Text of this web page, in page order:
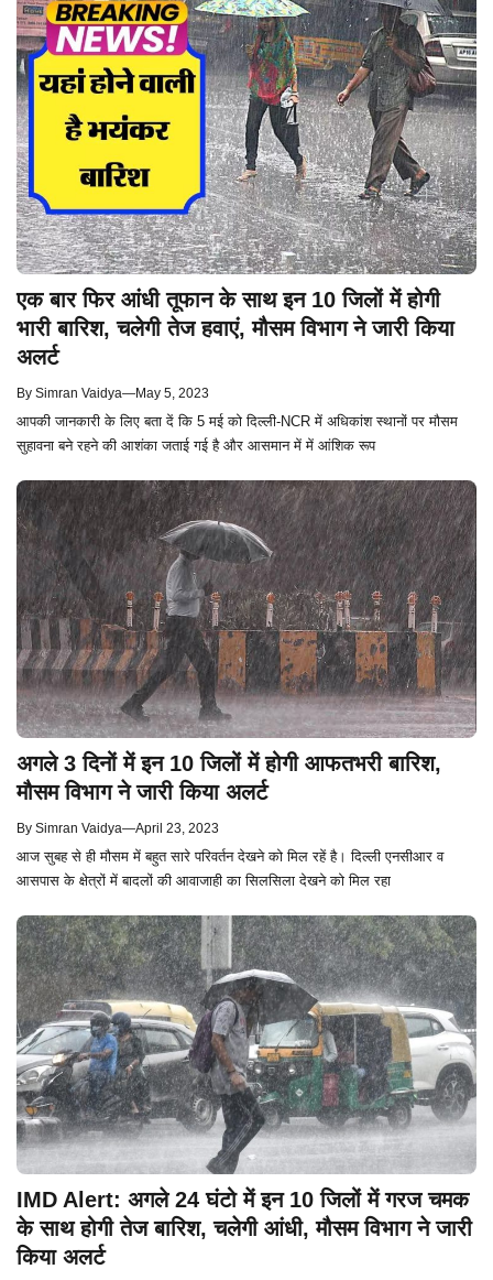
एक बार फिर आंधी तूफान के साथ इन 10 जिलों में होगी
भारी बारिश, चलेगी तेज हवाएं, मौसम विभाग ने जारी किया
अलर्ट
By Simran Vaidya—May 5, 2023
आपकी जानकारी के लिए बता दें कि 5 मई को दिल्ली-NCR में अधिकांश स्थानों पर मौसम
सुहावना बने रहने की आशंका जताई गई है और आसमान में में आंशिक रूप
अगले 3 दिनों में इन 10 जिलों में होगी आफतभरी बारिश,
मौसम विभाग ने जारी किया अलर्ट
By Simran Vaidya—April 23, 2023
आज सुबह से ही मौसम में बहुत सारे परिवर्तन देखने को मिल रहें है। दिल्ली एनसीआर व
आसपास के क्षेत्रों में बादलों की आवाजाही का सिलसिला देखने को मिल रहा
IMD Alert: अगले 24 घंटो में इन 10 जिलों में गरज चमक
के साथ होगी तेज बारिश, चलेगी आंधी, मौसम विभाग ने जारी
किया अलर्ट